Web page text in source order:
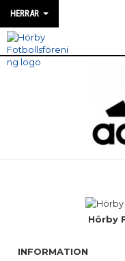
HERRAR
HEM
MATCH INFO / REFERAT
KONTAKT
Hörby
INFORMATION